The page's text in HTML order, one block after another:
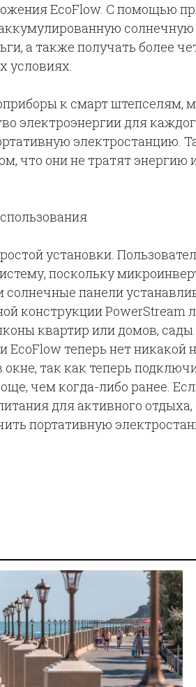
EcoFlow. С помощью
а также получать более
условиях.
к смарт штепселям,
электроэнергии для
электростанцию.
что они не тратят
установки.
поскольку
солнечные панели
конструкции PowerStream
квартир или домов,
теперь нет никакой
так как теперь
чем когда-либо ранее.
для активного отдыха,
портативную